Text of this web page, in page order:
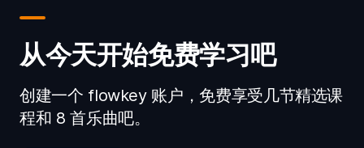
从今天开始免费学习吧
创建一个 flowkey 账户，免费享受几节精选课
程和 8 首乐曲吧。